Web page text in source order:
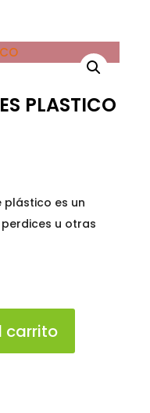
PLASTICO
plástico es un
u otras
carrito